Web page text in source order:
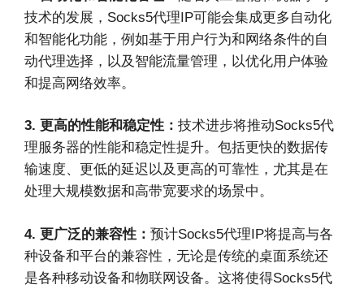
技术的发展，Socks5代理IP可能会集成更多自动化
和智能化功能，例如基于用户行为和网络条件的自
动代理选择，以及智能流量管理，以优化用户体验
和提高网络效率。
3. 更高的性能和稳定性： 技术进步将推动Socks5代
理服务器的性能和稳定性提升。包括更快的数据传
输速度、更低的延迟以及更高的可靠性，尤其是在
处理大规模数据和高带宽要求的场景中。
4. 更广泛的兼容性： 预计Socks5代理IP将提高与各
种设备和平台的兼容性，无论是传统的桌面系统还
是各种移动设备和物联网设备。这将使得Socks5代